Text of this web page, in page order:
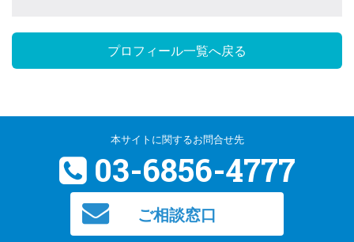
2026.6.11
メッセージテーマはX(旧Twitter)にて告知いたします。 地域の情
報、全国のニュース、交通情報、気象情報、にっこりニュース、今
週の注目プレスリリース、今夜の一杯、他
プロフィール一覧へ戻る
本サイトに関するお問合せ先
03-6856-4777
ご相談窓口